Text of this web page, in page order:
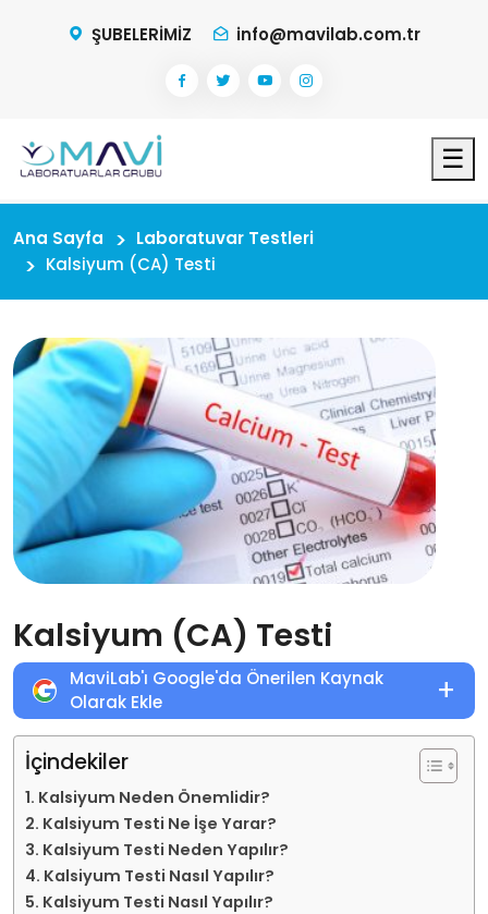
ŞUBELERİMİZ info@mavilab.com.tr
☰
Ana Sayfa
Laboratuvar Testleri
Kalsiyum (CA) Testi
Kalsiyum (CA) Testi
MaviLab'ı Google'da Önerilen Kaynak
Olarak Ekle
+
İçindekiler
Kalsiyum Neden Önemlidir?
Kalsiyum Testi Ne İşe Yarar?
Kalsiyum Testi Neden Yapılır?
Kalsiyum Testi Nasıl Yapılır?
Kalsiyum Testi Nasıl Yapılır?